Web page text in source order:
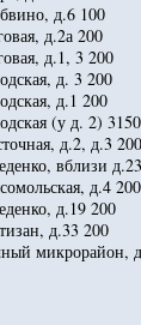
д.6 100
д.2а 200
д.1, 3 200
д. 3 200
д.1 200
(у д. 2) 3150
д.2, д.3 200
вблизи
д.4 200
д.19 200
д.33 200
микрорайон,